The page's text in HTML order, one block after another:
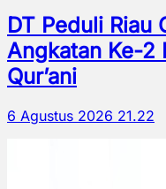
DT Peduli Riau
Angkatan Ke-2
Qur’ani
6 Agustus 2026 21.22